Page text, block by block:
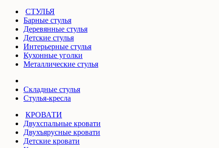
СТУЛЬЯ
Барные стулья
Деревянные стулья
Детские стулья
Интерьерные стулья
Кухонные уголки
Металлические стулья
Складные стулья
Стулья-кресла
КРОВАТИ
Двухспальные кровати
Двухъярусные кровати
Детские кровати